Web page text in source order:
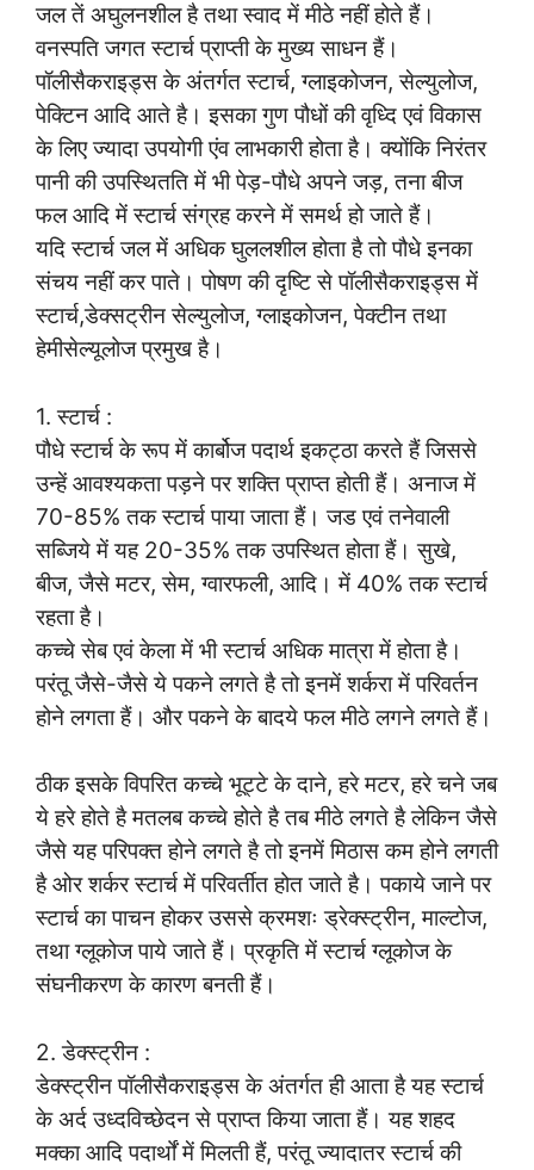
जल तें अघुलनशील है तथा स्वाद में मीठे नहीं होते हैं।
वनस्पति जगत स्टार्च प्राप्ती के मुख्य साधन हैं।
पॉलीसैकराइड्स के अंतर्गत स्टार्च, ग्लाइकोजन, सेल्युलोज,
पेक्टिन आदि आते है। इसका गुण पौधों की वृध्दि एवं विकास
के लिए ज्यादा उपयोगी एंव लाभकारी होता है। क्योंकि निरंतर
पानी की उपस्थितति में भी पेड़-पौधे अपने जड़, तना बीज
फल आदि में स्टार्च संग्रह करने में समर्थ हो जाते हैं।
यदि स्टार्च जल में अधिक घुललशील होता है तो पौधे इनका
संचय नहीं कर पाते। पोषण की दृष्टि से पॉलीसैकराइड्स में
स्टार्च,डेक्सट्रीन सेल्युलोज, ग्लाइकोजन, पेक्टीन तथा
हेमीसेल्यूलोज प्रमुख है।
1. स्टार्च :
पौधे स्टार्च के रूप में कार्बोज पदार्थ इकट्ठा करते हैं जिससे
उन्हें आवश्यकता पड़ने पर शक्ति प्राप्त होती हैं। अनाज में
70-85% तक स्टार्च पाया जाता हैं। जड एवं तनेवाली
सब्जिये में यह 20-35% तक उपस्थित होता हैं। सुखे,
बीज, जैसे मटर, सेम, ग्वारफली, आदि। में 40% तक स्टार्च
रहता है।
कच्चे सेब एवं केला में भी स्टार्च अधिक मात्रा में होता है।
परंतू जैसे-जैसे ये पकने लगते है तो इनमें शर्करा में परिवर्तन
होने लगता हैं। और पकने के बादये फल मीठे लगने लगते हैं।
ठीक इसके विपरित कच्चे भूट्टे के दाने, हरे मटर, हरे चने जब
ये हरे होते है मतलब कच्चे होते है तब मीठे लगते है लेकिन जैसे
जैसे यह परिपक्त होने लगते है तो इनमें मिठास कम होने लगती
है ओर शर्कर स्टार्च में परिवर्तीत होत जाते है। पकाये जाने पर
स्टार्च का पाचन होकर उससे क्रमशः ड्रेक्स्ट्रीन, माल्टोज,
तथा ग्लूकोज पाये जाते हैं। प्रकृति में स्टार्च ग्लूकोज के
संघनीकरण के कारण बनती हैं।
2. डेक्स्ट्रीन :
डेक्स्ट्रीन पॉलीसैकराइड्स के अंतर्गत ही आता है यह स्टार्च
के अर्द उध्दविच्छेदन से प्राप्त किया जाता हैं। यह शहद
मक्का आदि पदार्थों में मिलती हैं, परंतू ज्यादातर स्टार्च की